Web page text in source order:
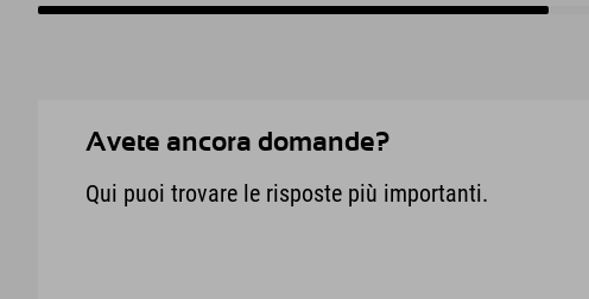
Avete ancora domande?
Qui puoi trovare le risposte più importanti.